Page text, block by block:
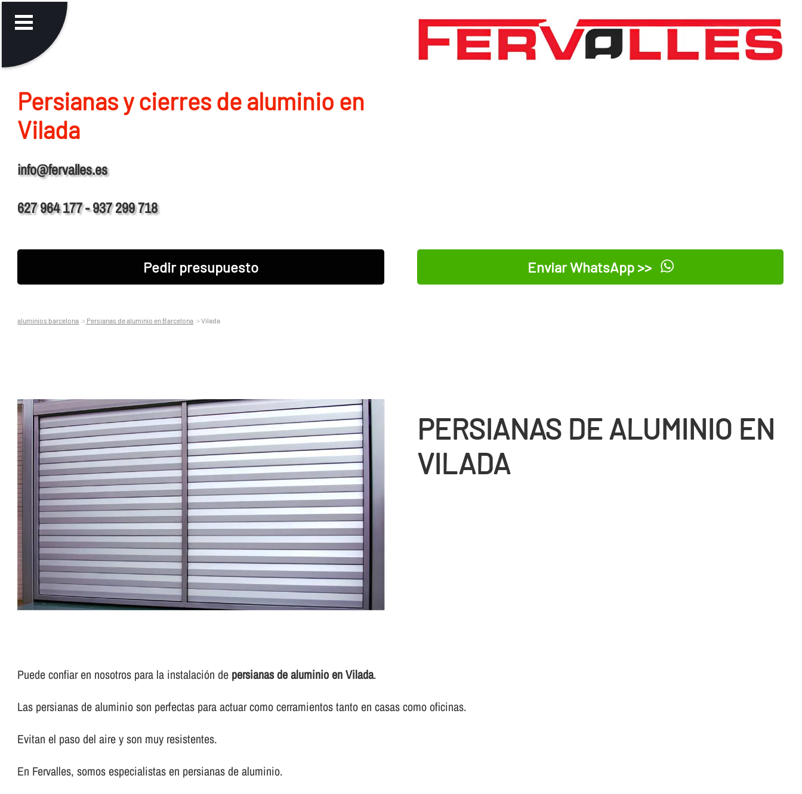
Persianas y cierres de aluminio en
Vilada
info@fervalles.es
627 964 177 - 937 299 718
Pedir presupuesto Enviar WhatsApp >>
aluminios barcelona Persianas de aluminio en Barcelona Vilada
PERSIANAS DE ALUMINIO EN
VILADA
Puede confiar en nosotros para la instalación de persianas de aluminio en Vilada.
Las persianas de aluminio son perfectas para actuar como cerramientos tanto en casas como oficinas.
Evitan el paso del aire y son muy resistentes.
En Fervalles, somos especialistas en persianas de aluminio.